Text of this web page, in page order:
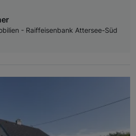
- Raiffeisenbank Attersee-Süd